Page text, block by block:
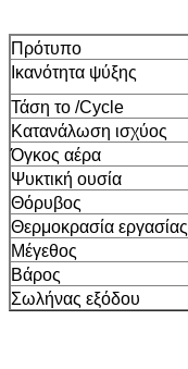
Πρότυπο
Ικανότητα ψύξης
Τάση το /Cycle
Κατανάλωση ισχύος
Όγκος αέρα
Ψυκτική ουσία
Θόρυβος
Θερμοκρασία εργασίας
Μέγεθος
Βάρος
Σωλήνας εξόδου